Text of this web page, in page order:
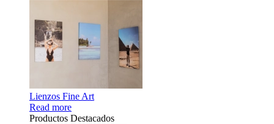
Lienzos Fine Art
Read more
Productos Destacados